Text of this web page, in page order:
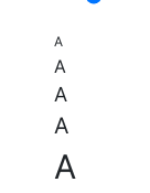
A
A
A
A
A